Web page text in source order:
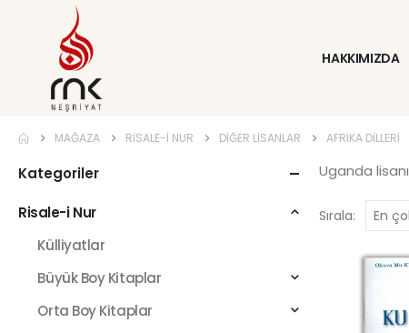
HAKKIMIZDA
MAĞAZA RISALE-I NUR DIĞER LISANLAR AFRIKA DILLERI
Uganda lisanı
Sırala:
Kategoriler
Risale-i Nur
Külliyatlar
Büyük Boy Kitaplar
Orta Boy Kitaplar